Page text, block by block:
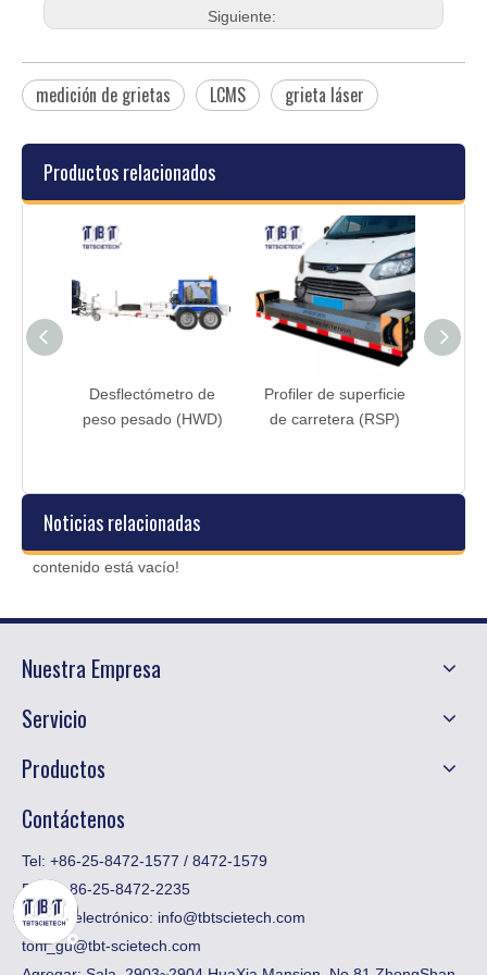
Siguiente:
medición de grietas LCMS grieta láser
Productos relacionados
Desflectómetro de
peso pesado (HWD)
Profiler de superficie
de carretera (RSP)
Noticias relacionadas
contenido está vacío!
Nuestra Empresa
Servicio
Productos
Contáctenos
Tel: +86-25-8472-1577 / 8472-1579
Fax:
​+ 86-25-8472-2235
Correo electrónico: info@tbtscietech.com
toni_gu@tbt-scietech.com